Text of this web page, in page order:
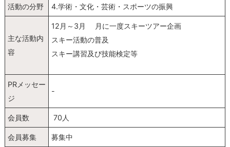
活動の分野 4.学術・文化・芸術・スポーツの振興
主な活動内
容
12月～3月 月に一度スキーツアー企画
スキー活動の普及
スキー講習及び技能検定等
PRメッセー
ジ
-
会員数 70人
会員募集 募集中